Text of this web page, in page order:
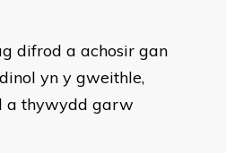
difrod a achosir gan
yn y gweithle,
a thywydd garw